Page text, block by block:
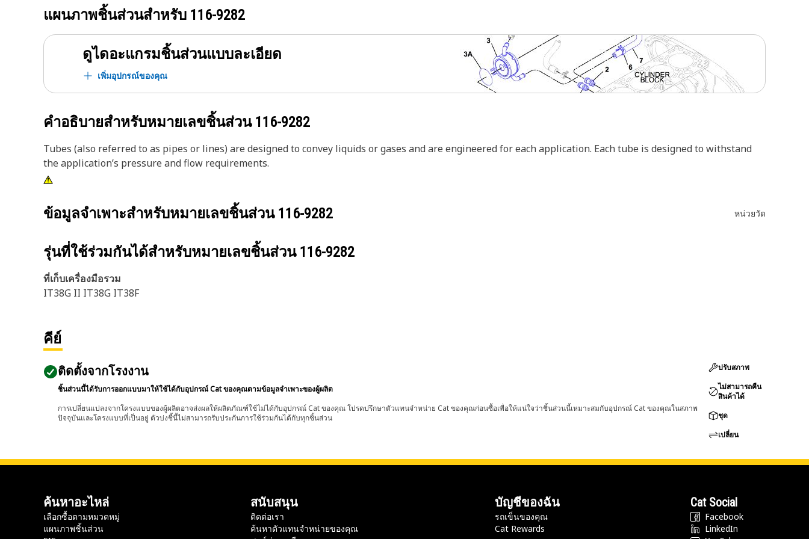
แผนภาพชิ้นส่วนสำหรับ 116-9282
ดูไดอะแกรมชิ้นส่วนแบบละเอียด
เพิ่มอุปกรณ์ของคุณ
คำอธิบายสำหรับหมายเลขชิ้นส่วน 116-9282
Tubes (also referred to as pipes or lines) are designed to convey liquids or gases and are engineered for each application. Each tube is designed to withstand
the application’s pressure and flow requirements.
ข้อมูลจำเพาะสำหรับหมายเลขชิ้นส่วน 116-9282 หน่วยวัด
รุ่นที่ใช้ร่วมกันได้สำหรับหมายเลขชิ้นส่วน 116-9282
ที่เก็บเครื่องมือรวม
IT38G II IT38G IT38F
คีย์
ติดตั้งจากโรงงาน
ชิ้นส่วนนี้ได้รับการออกแบบมาให้ใช้ได้กับอุปกรณ์ Cat ของคุณตามข้อมูลจำเพาะของผู้ผลิต
การเปลี่ยนแปลงจากโครงแบบของผู้ผลิตอาจส่งผลให้ผลิตภัณฑ์ใช้ไม่ได้กับอุปกรณ์ Cat ของคุณ โปรดปรึกษาตัวแทนจำหน่าย Cat ของคุณก่อนซื้อเพื่อให้แน่ใจว่าชิ้นส่วนนี้เหมาะสมกับอุปกรณ์ Cat ของคุณในสภาพ
ปัจจุบันและโครงแบบที่เป็นอยู่ ตัวบ่งชี้นี้ไม่สามารถรับประกันการใช้ร่วมกันได้กับทุกชิ้นส่วน
ปรับสภาพ
ไม่สามารถคืน
สินค้าได้
ชุด
เปลี่ยน
ค้นหาอะไหล่
เลือกซื้อตามหมวดหมู่
แผนภาพชิ้นส่วน
สนับสนุน
ติดต่อเรา
ค้นหาตัวแทนจำหน่ายของคุณ
บัญชีของฉัน
รถเข็นของคุณ
Cat Rewards
Cat Social
Facebook
LinkedIn